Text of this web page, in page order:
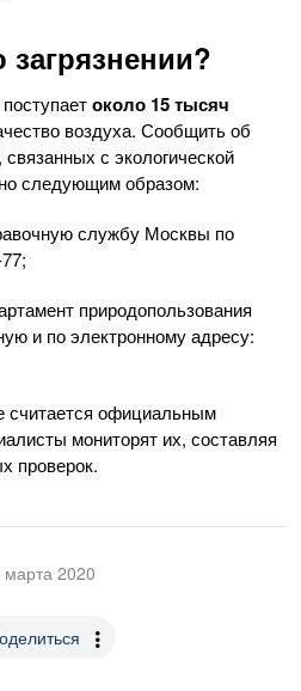
около 15 тысяч
воздуха. Сообщить об
с экологической
следующим образом:
службу Москвы по
природопользования
и по электронному адресу:
считается официальным
мониторят их, составляя
проверок.
марта 2020